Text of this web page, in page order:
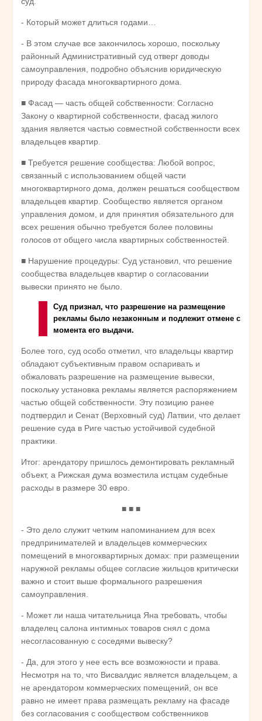
- Который может длиться годами…
- В этом случае все закончилось хорошо, поскольку
районный Административный суд отверг доводы
самоуправления, подробно объяснив юридическую
природу фасада многоквартирного дома.
■ Фасад — часть общей собственности: Согласно
Закону о квартирной собственности, фасад жилого
здания является частью совместной собственности всех
владельцев квартир.
■ Требуется решение сообщества: Любой вопрос,
связанный с использованием общей части
многоквартирного дома, должен решаться сообществом
владельцев квартир. Сообщество является органом
управления домом, и для принятия обязательного для
всех решения обычно требуется более половины
голосов от общего числа квартирных собственностей.
■ Нарушение процедуры: Суд установил, что решение
сообщества владельцев квартир о согласовании
вывески принято не было.
Суд признал, что разрешение на размещение
рекламы было незаконным и подлежит отмене с
момента его выдачи.
Более того, суд особо отметил, что владельцы квартир
обладают субъективным правом оспаривать и
обжаловать разрешение на размещение вывески,
поскольку установка рекламы является распоряжением
частью общей собственности. Эту позицию ранее
подтвердил и Сенат (Верховный суд) Латвии, что делает
решение суда в Риге частью устойчивой судебной
практики.
Итог: арендатору пришлось демонтировать рекламный
объект, а Рижская дума возместила истцам судебные
расходы в размере 30 евро.
■ ■ ■
- Это дело служит четким напоминанием для всех
предпринимателей и владельцев коммерческих
помещений в многоквартирных домах: при размещении
наружной рекламы общее согласие жильцов критически
важно и стоит выше формального разрешения
самоуправления.
- Может ли наша читательница Яна требовать, чтобы
владелец салона интимных товаров снял с дома
несогласованную с соседями вывеску?
- Да, для этого у нее есть все возможности и права.
Несмотря на то, что Висвалдис является владельцем, а
не арендатором коммерческих помещений, он все
равно не имеет права размещать рекламу на фасаде
без согласования с сообществом собственников